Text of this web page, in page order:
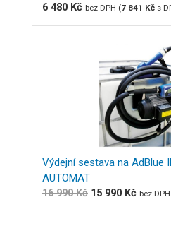
6 480 Kč bez DPH (7 841 Kč s
Výdejní sestava na AdBlue
AUTOMAT
16 990Kč 15 990 Kč bez